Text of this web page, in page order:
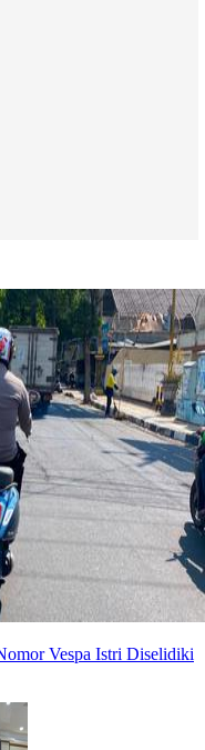
Vespa Istri Diselidiki